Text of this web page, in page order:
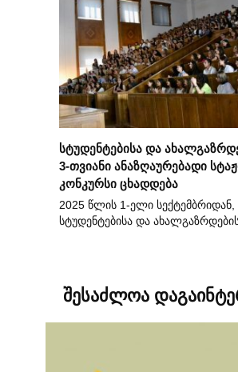
სტუდენტებისა და
3-თვიანი ანაზღაურებადი
კონკურსი ცხადდება
2025 წლის 1-ელი სექტემბრიდან,
სტუდენტებისა და
შესაძლოა